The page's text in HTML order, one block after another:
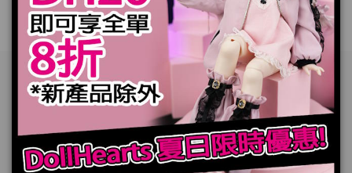
訂閱電子報
闗於DollHearts
關於派送